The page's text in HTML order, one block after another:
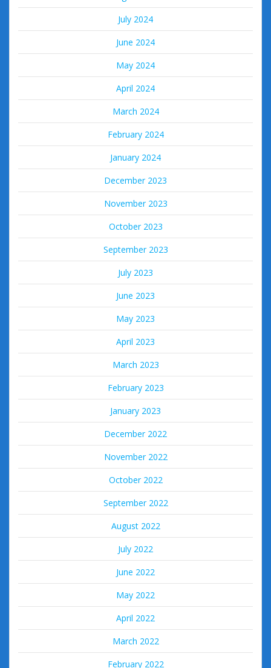
July 2024
June 2024
May 2024
April 2024
March 2024
February 2024
January 2024
December 2023
November 2023
October 2023
September 2023
July 2023
June 2023
May 2023
April 2023
March 2023
February 2023
January 2023
December 2022
November 2022
October 2022
September 2022
August 2022
July 2022
June 2022
May 2022
April 2022
March 2022
February 2022